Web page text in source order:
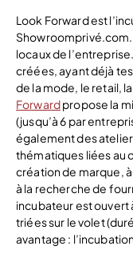
Look Forward est
locaux de
créées, ayant déjà
de la mode, le retail,
Forwardpropose la
(jusqu’à 6 par
également des
thématiques liées au
création de marque,
à la recherche de
incubateur est ouvert
triées sur le volet
avantage :